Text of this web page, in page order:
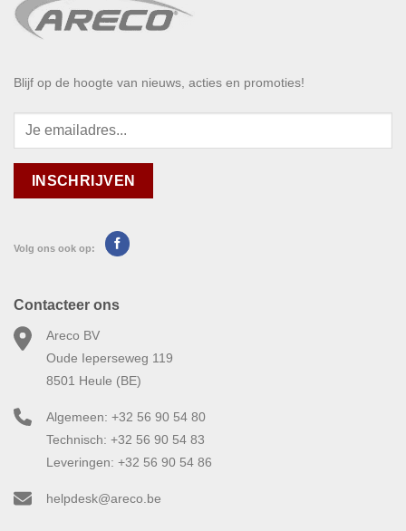
Blijf op de hoogte van nieuws, acties en promoties!
Volg ons ook op:
Contacteer ons
Areco BV
Oude Ieperseweg 119
8501 Heule (BE)
Algemeen: +32 56 90 54 80
Technisch: +32 56 90 54 83
Leveringen: +32 56 90 54 86
helpdesk@areco.be